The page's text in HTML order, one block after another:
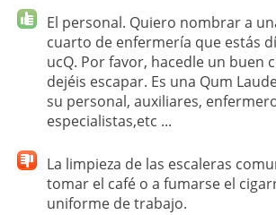
El personal. Quiero nombrar a
cuarto de enfermería que estás
ucQ. Por favor, hacedle un buen
dejéis escapar. Es una Qum
su personal, auxiliares,
especialistas,etc ...
La limpieza de las escaleras
tomar el café o a fumarse el
uniforme de trabajo.